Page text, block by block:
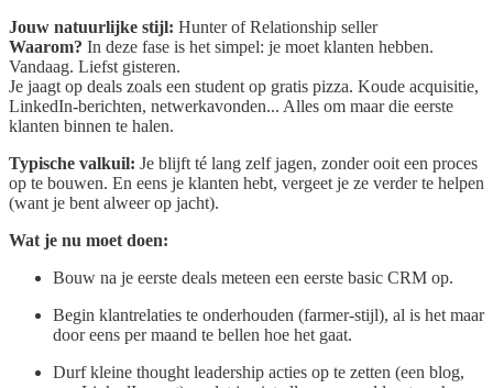
Jouw natuurlijke stijl: Hunter of Relationship seller
Waarom? In deze fase is het simpel: je moet klanten hebben.
Vandaag. Liefst gisteren.
Je jaagt op deals zoals een student op gratis pizza. Koude acquisitie,
LinkedIn-berichten, netwerkavonden... Alles om maar die eerste
klanten binnen te halen.
Typische valkuil: Je blijft té lang zelf jagen, zonder ooit een proces
op te bouwen. En eens je klanten hebt, vergeet je ze verder te helpen
(want je bent alweer op jacht).
Wat je nu moet doen:
Bouw na je eerste deals meteen een eerste basic CRM op.
Begin klantrelaties te onderhouden (farmer-stijl), al is het maar
door eens per maand te bellen hoe het gaat.
Durf kleine thought leadership acties op te zetten (een blog,